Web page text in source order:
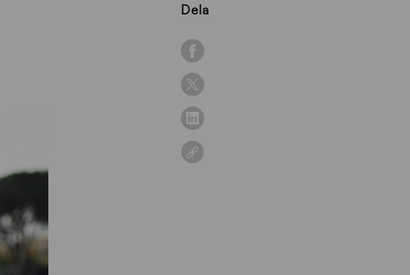
Dela